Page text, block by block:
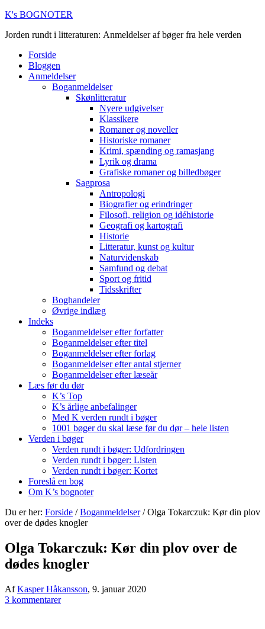
K's BOGNOTER
Jorden rundt i litteraturen: Anmeldelser af bøger fra hele verden
Forside
Bloggen
Anmeldelser
Boganmeldelser
Skønlitteratur
Nyere udgivelser
Klassikere
Romaner og noveller
Historiske romaner
Krimi, spænding og ramasjang
Lyrik og drama
Grafiske romaner og billedbøger
Sagprosa
Antropologi
Biografier og erindringer
Filosofi, religion og idéhistorie
Geografi og kartografi
Historie
Litteratur, kunst og kultur
Naturvidenskab
Samfund og debat
Sport og fritid
Tidsskrifter
Boghandeler
Øvrige indlæg
Indeks
Boganmeldelser efter forfatter
Boganmeldelser efter titel
Boganmeldelser efter forlag
Boganmeldelser efter antal stjerner
Boganmeldelser efter læseår
Læs før du dør
K’s Top
K’s årlige anbefalinger
Med K verden rundt i bøger
1001 bøger du skal læse før du dør – hele listen
Verden i bøger
Verden rundt i bøger: Udfordringen
Verden rundt i bøger: Listen
Verden rundt i bøger: Kortet
Foreslå en bog
Om K’s bognoter
Du er her: Forside / Boganmeldelser /Olga Tokarczuk: Kør din plov
over de dødes knogler
Olga Tokarczuk: Kør din plov over de
dødes knogler
AfKasper Håkansson, 9. januar 2020
3 kommentarer